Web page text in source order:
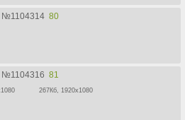
№1104314 80
№1104316 81
267Кб, 1920x1080